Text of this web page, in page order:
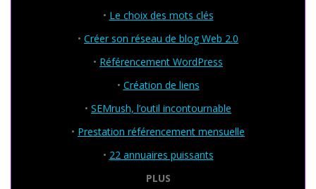
• Le choix des mots clés
• Créer son réseau de blog Web 2.0
• Référencement WordPress
• Création de liens
• SEMrush, l’outil incontournable
• Prestation référencement mensuelle
• 22 annuaires puissants
PLUS